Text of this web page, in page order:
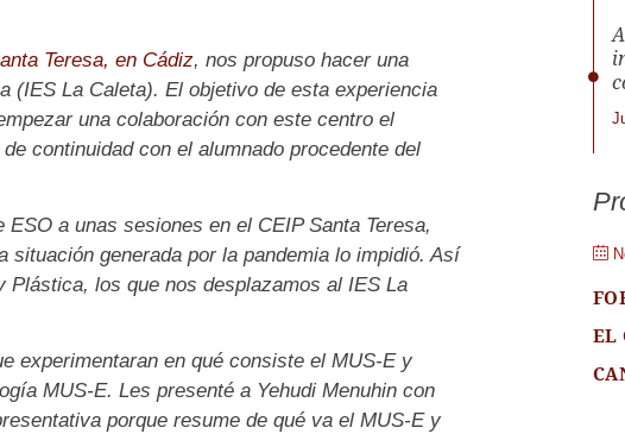
Teresa, en Cádiz, nos propuso hacer una
(IES La Caleta). El objetivo de esta experiencia
una colaboración con este centro el
continuidad con el alumnado procedente del
a unas sesiones en el CEIP Santa Teresa,
generada por la pandemia lo impidió. Así
los que nos desplazamos al IES La
experimentaran en qué consiste el MUS-E y
MUS-E. Les presenté a Yehudi Menuhin con
porque resume de qué va el MUS-E y
EL